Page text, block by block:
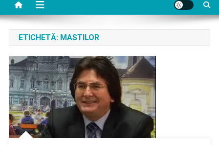
ETICHETĂ: MASTILOR